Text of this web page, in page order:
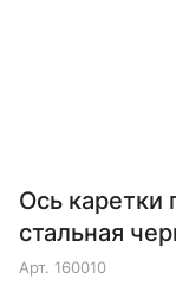
Ось каретки
стальная
Арт. 160010